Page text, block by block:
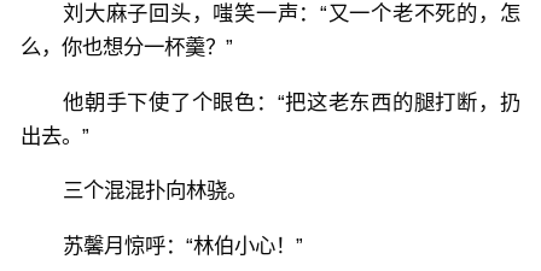
刘大麻子回头，嗤笑一声：“又一个老不死的，怎
么，你也想分一杯羹？”
他朝手下使了个眼色：“把这老东西的腿打断，扔
出去。”
三个混混扑向林骁。
苏馨月惊呼：“林伯小心！”